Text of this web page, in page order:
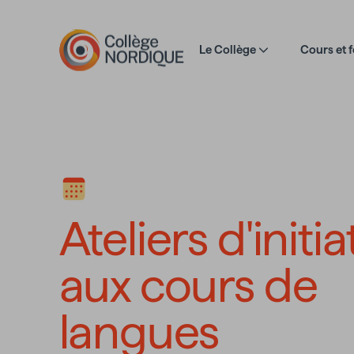
Le Collège Cours et
Ateliers
Ateliers
aux cours de
langues